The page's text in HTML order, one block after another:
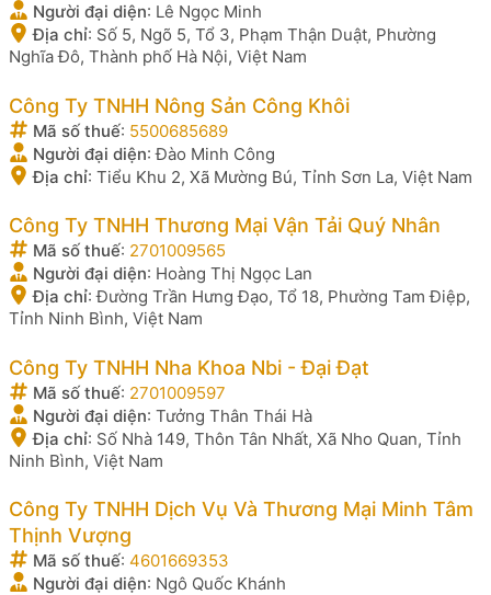
Người đại diện: Lê Ngọc Minh
Địa chỉ: Số 5, Ngõ 5, Tổ 3, Phạm Thận Duật, Phường
Nghĩa Đô, Thành phố Hà Nội, Việt Nam
Công Ty TNHH Nông Sản Công Khôi
Mã số thuế: 5500685689
Người đại diện:Đào Minh Công
Địa chỉ: Tiểu Khu 2, Xã Mường Bú, Tỉnh Sơn La, Việt Nam
Công Ty TNHH Thương Mại Vận Tải Quý Nhân
Mã số thuế: 2701009565
Người đại diện: Hoàng Thị Ngọc Lan
Địa chỉ:Đường Trần Hưng Đạo, Tổ 18, Phường Tam Điệp,
Tỉnh Ninh Bình, Việt Nam
Công Ty TNHH Nha Khoa Nbi - Đại Đạt
Mã số thuế: 2701009597
Người đại diện: Tưởng Thân Thái Hà
Địa chỉ: Số Nhà 149, Thôn Tân Nhất, Xã Nho Quan, Tỉnh
Ninh Bình, Việt Nam
Công Ty TNHH Dịch Vụ Và Thương Mại Minh Tâm
Thịnh Vượng
Mã số thuế: 4601669353
Người đại diện: Ngô Quốc Khánh